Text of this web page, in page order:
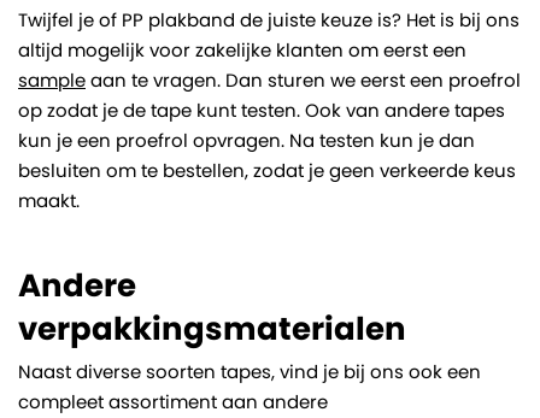
Twijfel je of PP plakband de juiste keuze is? Het is bij ons
altijd mogelijk voor zakelijke klanten om eerst een
sampleaan te vragen. Dan sturen we eerst een proefrol
op zodat je de tape kunt testen. Ook van andere tapes
kun je een proefrol opvragen. Na testen kun je dan
besluiten om te bestellen, zodat je geen verkeerde keus
maakt.
Andere
verpakkingsmaterialen
Naast diverse soorten tapes, vind je bij ons ook een
compleet assortiment aan andere